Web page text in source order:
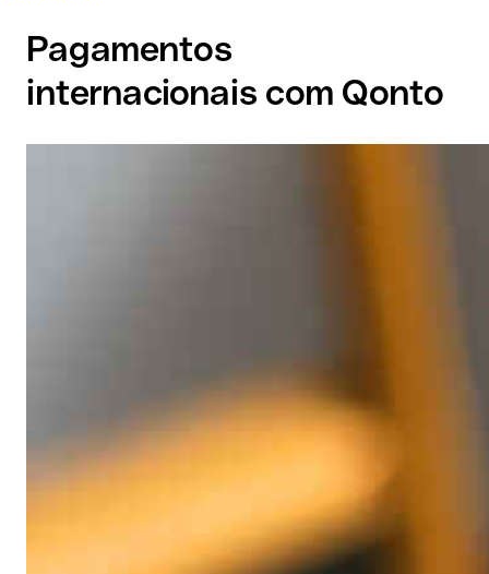
Pagamentos
internacionais com Qonto